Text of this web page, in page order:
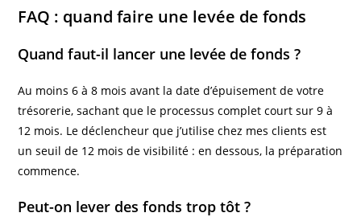
FAQ : quand faire une levée de fonds
Quand faut-il lancer une levée de fonds ?
Au moins 6 à 8 mois avant la date d’épuisement de votre
trésorerie, sachant que le processus complet court sur 9 à
12 mois. Le déclencheur que j’utilise chez mes clients est
un seuil de 12 mois de visibilité : en dessous, la préparation
commence.
Peut-on lever des fonds trop tôt ?